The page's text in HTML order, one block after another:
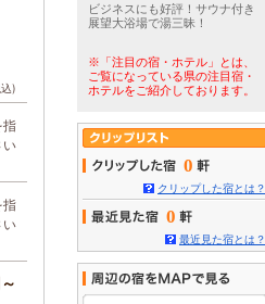
)
指
い
指
い
ビジネスにも好評！サウナ付き
展望大浴場で湯三昧！
※「注目の宿・ホテル」とは、
ご覧になっている県の注目宿・
ホテルをご紹介しております。
0
クリップした宿とは？
0
最近見た宿とは？